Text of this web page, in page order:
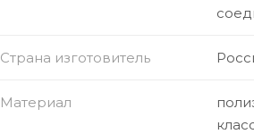
Страна изготовитель
Материал